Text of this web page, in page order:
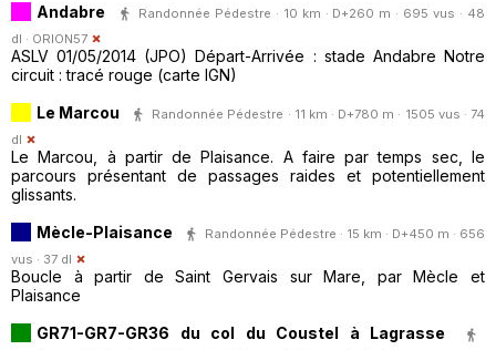
Andabre
Randonnée Pédestre · 10 km · D+260 m · 695 vus · 48
dl · ORION57
ASLV 01/05/2014 (JPO) Départ-Arrivée : stade Andabre Notre
circuit : tracé rouge (carte IGN)
Le Marcou
Randonnée Pédestre · 11 km · D+780 m · 1505 vus · 74
dl
Le Marcou, à partir de Plaisance. A faire par temps sec, le
parcours présentant de passages raides et potentiellement
glissants.
Mècle-Plaisance
Randonnée Pédestre · 15 km · D+450 m · 656
vus · 37 dl
Boucle à partir de Saint Gervais sur Mare, par Mècle et
Plaisance
GR71-GR7-GR36 du col du Coustel à Lagrasse